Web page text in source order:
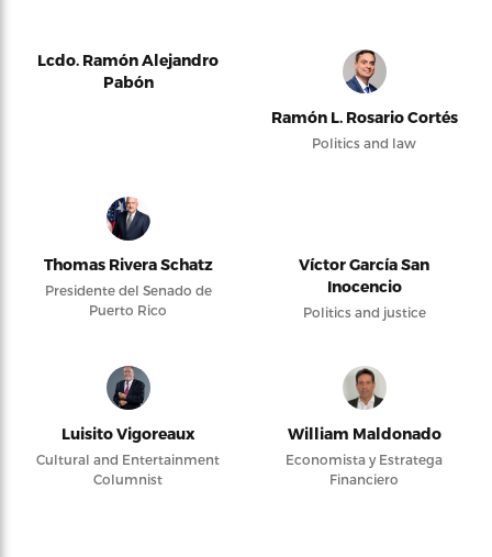
Lcdo. Ramón Alejandro
Pabón
Ramón L. Rosario Cortés
Politics and law
Thomas Rivera Schatz
Presidente del Senado de
Puerto Rico
Víctor García San
Inocencio
Politics and justice
Luisito Vigoreaux
Cultural and Entertainment
Columnist
William Maldonado
Economista y Estratega
Financiero